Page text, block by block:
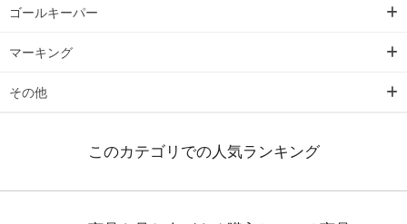
ゴールキーパー
マーキング
その他